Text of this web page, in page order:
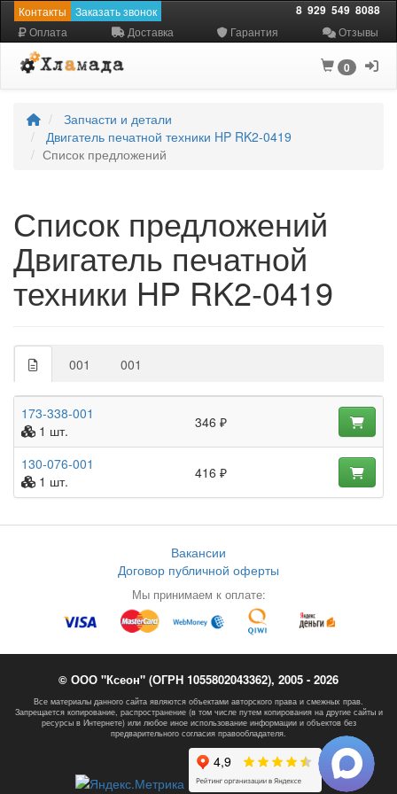
Контакты Заказать звонок 8 929 549 8088
Оплата Доставка Гарантия Отзывы
0
Запчасти и детали
Двигатель печатной техники HP RK2-0419
Список предложений
Список предложений
Двигатель печатной
техники HP RK2-0419
001 001
173-338-001
1 шт.
346 ₽
130-076-001
1 шт.
416 ₽
Вакансии
Договор публичной оферты
Мы принимаем к оплате:
© ООО "Ксеон" (ОГРН 1055802043362), 2005 - 2026
Все материалы данного сайта являются объектами авторского права и смежных прав.
Запрещается копирование, распространение (в том числе путем копирования на другие сайты и
ресурсы в Интернете) или любое иное использование информации и объектов без
предварительного согласия правообладателя.